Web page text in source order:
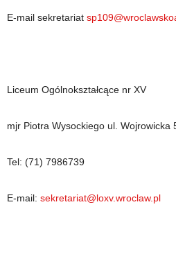
E-mail sekretariat
Liceum Ogólnokształcące nr XV
mjr Piotra Wysockiego ul. Wojrowicka
Tel: (71) 7986739
E-mail: sekretariat@loxv.wroclaw.pl